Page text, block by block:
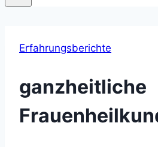
Erfahrungsberichte
ganzheitliche